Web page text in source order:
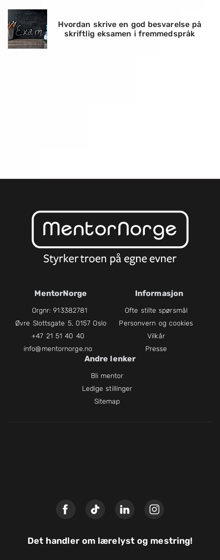
Hvordan skrive en god besvarelse på
skriftlig eksamen i fremmedspråk
MentorNorge
Orgnr: 913382781
Øvre Slottsgate 5, 0157 Oslo
+47 21 51 40 40
info@mentornorge.no
Informasjon
Ofte stilte spørsmål
Personvern og cookies
Vilkår
Presse
Andre lenker
Bli mentor
Ledige stillinger
Sitemap
Det handler om lærelyst og mestring!